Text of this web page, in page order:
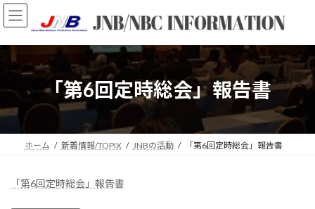
コ
ン
ン
キ
ッ
プ
ナ
ビ
ー
に
移
動
「第6回定時総会」報告書
ホーム 新着情報/TOPIX JNBの活動 「第6回定時総会」報告書
「第6回定時総会」報告書